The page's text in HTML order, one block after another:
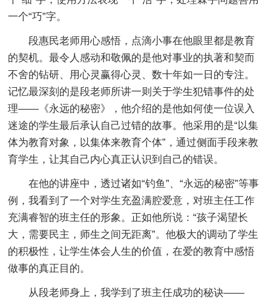
一个“巧”字。
段惠民老师用心感悟，点滴小事在他眼里都是教育
的契机。最令人感动和敬佩的是他对事业的执著和契而
不舍的钻研、用心灵赢得心灵、数十年如一日的专注。
记忆最深刻的是段老师所讲一则关于学生犯错事件的处
理——《永远的秘密》，他介绍的是他如何使一位误入
迷途的学生最后承认自己过错的故事。他采用的是“以集
体为教育对象，以集体来教育个体”，通过侧面手段来教
育学生，让其自己内心真正认识到自己的错误。
在他的讲座中，透过诸如“钓鱼”、“永远的秘密”等事
例，我看到了一个对学生充盈满腔爱意，对班主任工作
充满睿智的班主任的形象。正如他所说：“孩子渴望长
大，需要民主，师生之间无距离”。他极大的调动了学生
的积极性，让学生体会人生的价值，在爱的教育中感悟
做事的真正目的。
从段老师身上，我学到了班主任成功的秘诀——